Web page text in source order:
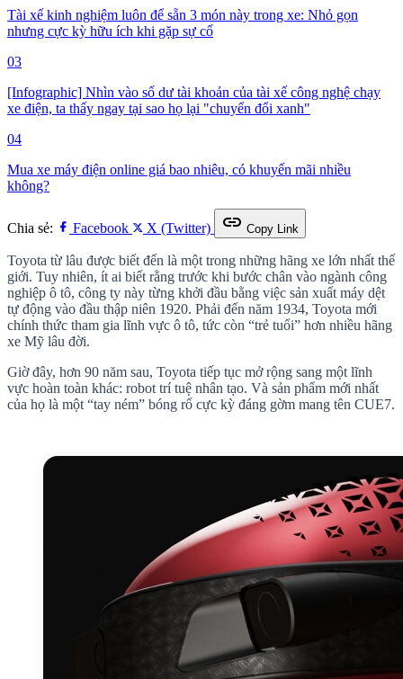
Tài xế kinh nghiệm luôn để sẵn 3 món này trong xe: Nhỏ gọn
nhưng cực kỳ hữu ích khi gặp sự cố
03
[Infographic] Nhìn vào số dư tài khoản của tài xế công nghệ chạy
xe điện, ta thấy ngay tại sao họ lại "chuyển đổi xanh"
04
Mua xe máy điện online giá bao nhiêu, có khuyến mãi nhiều
không?
Chia sẻ: Facebook X (Twitter) link Copy Link
Toyota từ lâu được biết đến là một trong những hãng xe lớn nhất thế
giới. Tuy nhiên, ít ai biết rằng trước khi bước chân vào ngành công
nghiệp ô tô, công ty này từng khởi đầu bằng việc sản xuất máy dệt
tự động vào đầu thập niên 1920. Phải đến năm 1934, Toyota mới
chính thức tham gia lĩnh vực ô tô, tức còn “trẻ tuổi” hơn nhiều hãng
xe Mỹ lâu đời.
Giờ đây, hơn 90 năm sau, Toyota tiếp tục mở rộng sang một lĩnh
vực hoàn toàn khác: robot trí tuệ nhân tạo. Và sản phẩm mới nhất
của họ là một “tay ném” bóng rổ cực kỳ đáng gờm mang tên CUE7.